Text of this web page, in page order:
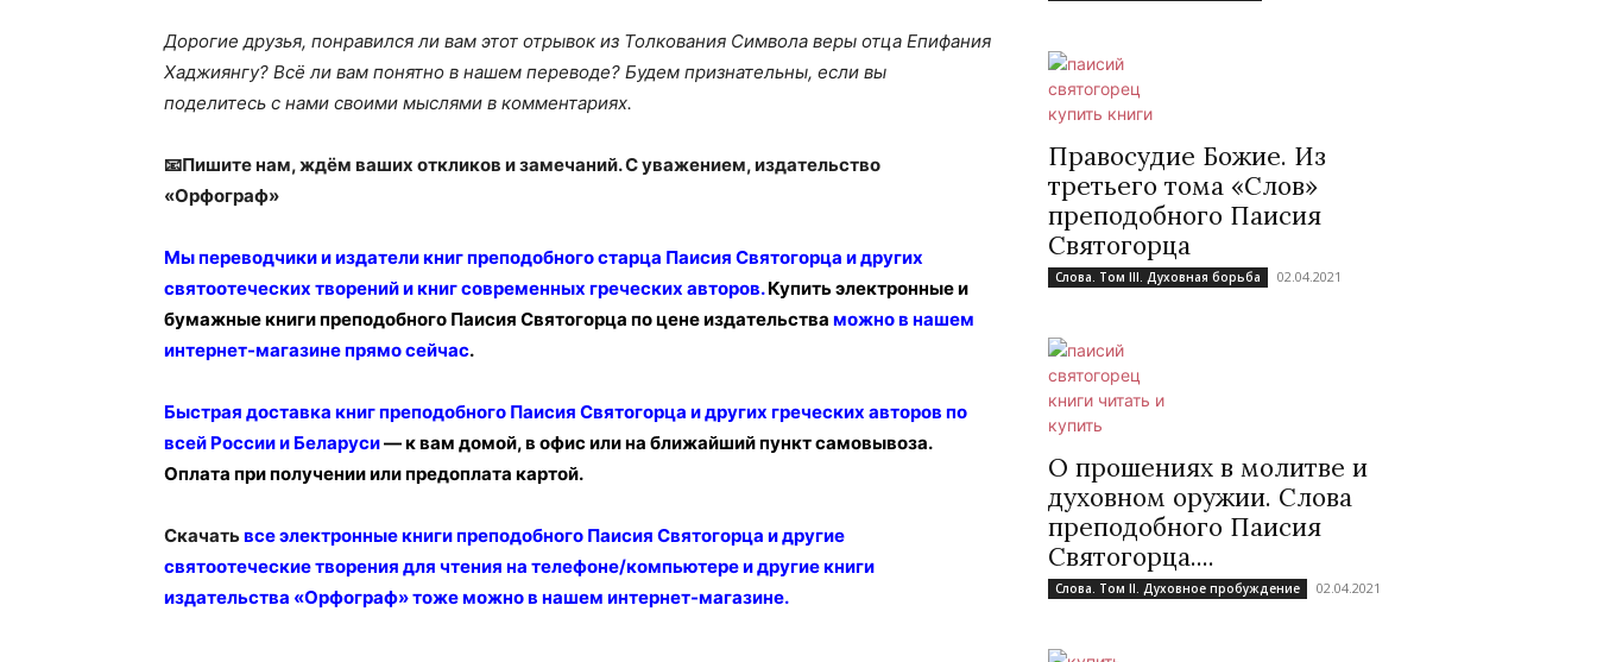
Дорогие друзья, понравился ли вам этот отрывок из Толкования Символа веры отца Епифания
Хаджиянгу? Всё ли вам понятно в нашем переводе? Будем признательны, если вы
поделитесь с нами своими мыслями в комментариях.
📧Пишите нам, ждём ваших откликов и замечаний. С уважением, издательство
«Орфограф»
Мыпереводчики и издатели книг преподобного старца Паисия Святогорца и других
святоотеческих творений и книг современных греческих авторов.Купить электронные и
бумажные книги преподобного Паисия Святогорца по цене издательства можно в нашем
интернет-магазине прямо сейчас.
Быстрая доставка книг преподобного Паисия Святогорца и других греческих авторов по
всей России и Беларуси— к вам домой, в офис или на ближайший пункт самовывоза.
Оплата при получении или предоплата картой.
Скачатьвсе электронные книги преподобного Паисия Святогорца и другие
святоотеческие творения для чтения на телефоне/компьютере и другие книги
издательства «Орфограф» тоже можно в нашем интернет-магазине.
Правосудие Божие. Из
третьего тома «Слов»
преподобного Паисия
Святогорца
Слова. Том III. Духовная борьба 02.04.2021
О прошениях в молитве и
духовном оружии. Слова
преподобного Паисия
Святогорца....
Слова. Том II. Духовное пробуждение 02.04.2021